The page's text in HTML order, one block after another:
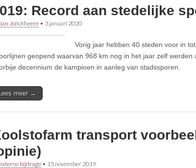
Record aan stedelijke
Jan Jonckheere • 3 januari 2020
Vorig jaar hebben 40 steden voor in
geopend waarvan 968 km nog in het jaar zelf
decennium de kampioen in aanleg van stadssporen.
meer →
transport
bijdrage • 15 november 2019